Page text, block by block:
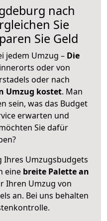
nach
Sie
Sie Geld
jedem Umzug – Die
oder von
oder nach
Umzug kostet. Man
sein, was das Budget
erwarten und
Sie dafür
Ihres Umzugsbudgets
eine breite Palette an
Ihren Umzug von
an. Bei uns behalten